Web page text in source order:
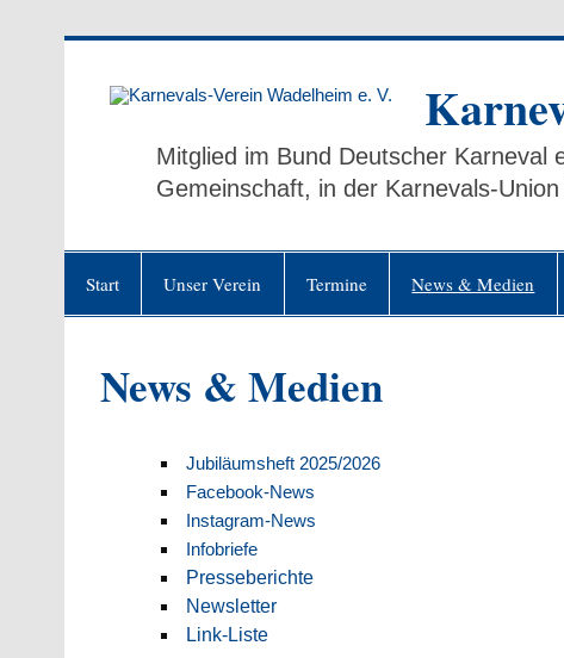
Mitglied im Bund Deutscher Karneval
Gemeinschaft, in der Karnevals-Union
Start Unser Verein Termine News & Medien
News & Medien
Jubiläumsheft 2025/2026
Facebook-News
Instagram-News
Infobriefe
Presseberichte
Newsletter
Link-Liste